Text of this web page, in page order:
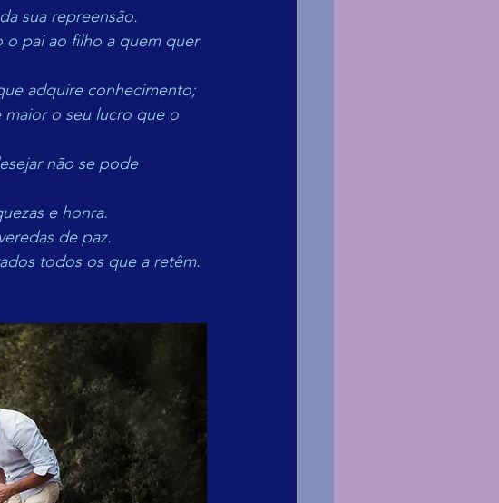
sua repreensão.
o pai ao filho a quem quer
adquire conhecimento;
maior o seu lucro que o
não se pode
e honra.
de paz.
todos os que a retêm.